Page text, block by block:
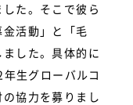
た。そこで彼ら
活動」と「毛
した。具体的に
生グローバルコ
協力を募りまし